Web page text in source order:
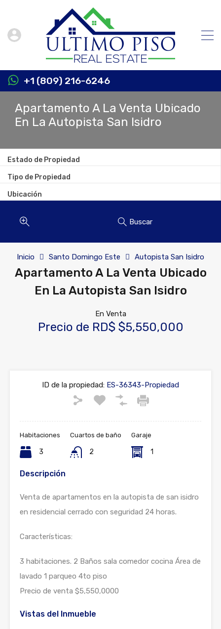
+1 (809) 216-6246
Apartamento A La Venta Ubicado
En La Autopista San Isidro
Estado de Propiedad
Tipo de Propiedad
Ubicación
Buscar
Inicio Santo Domingo Este Autopista San Isidro
Apartamento A La Venta Ubicado
En La Autopista San Isidro
En Venta
Precio de RD$ $5,550,000
ID de la propiedad: ES-36343-Propiedad
Habitaciones
3
Cuartos de baño
2
Garaje
1
Descripción
Venta de apartamentos en la autopista de san isidro
en residencial cerrado con seguridad 24 horas.
Características:
3 habitaciones. 2 Baños sala comedor cocina Área de
lavado 1 parqueo 4to piso
Precio de venta $5,550,0000
Vistas del Inmueble